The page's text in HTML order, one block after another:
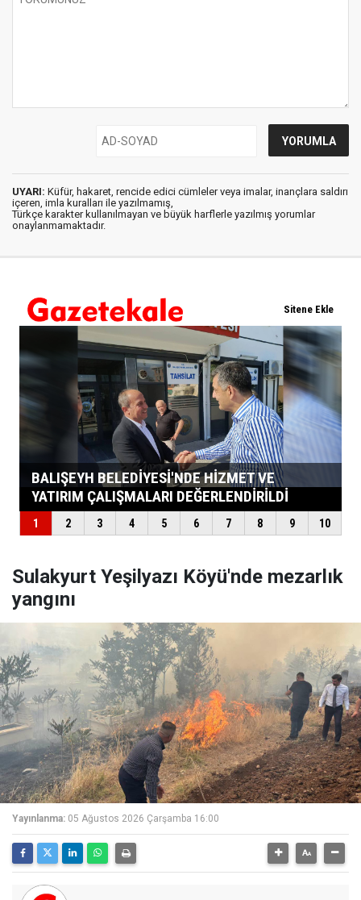
UYARI: Küfür, hakaret, rencide edici cümleler veya imalar, inançlara saldırı
içeren, imla kuralları ile yazılmamış,
Türkçe karakter kullanılmayan ve büyük harflerle yazılmış yorumlar
onaylanmamaktadır.
Sulakyurt Yeşilyazı Köyü'nde mezarlık
yangını
Yayınlanma: 05 Ağustos 2026 Çarşamba 16:00